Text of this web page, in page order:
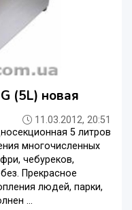
(5L) новая
11.03.2012, 20:51
5 литров
многочисленных
чебуреков,
Прекрасное
людей, парки,
...